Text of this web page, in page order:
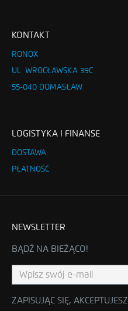
KONTAKT
RONOX
UL. WROCŁAWSKA 39C
55-040 DOMASŁAW
LOGISTYKA I FINANSE
DOSTAWA
PŁATNOŚĆ
NEWSLETTER
BĄDŹ NA BIEŻĄCO!
ZAPISUJĄC SIĘ, AKCEPTUJESZ